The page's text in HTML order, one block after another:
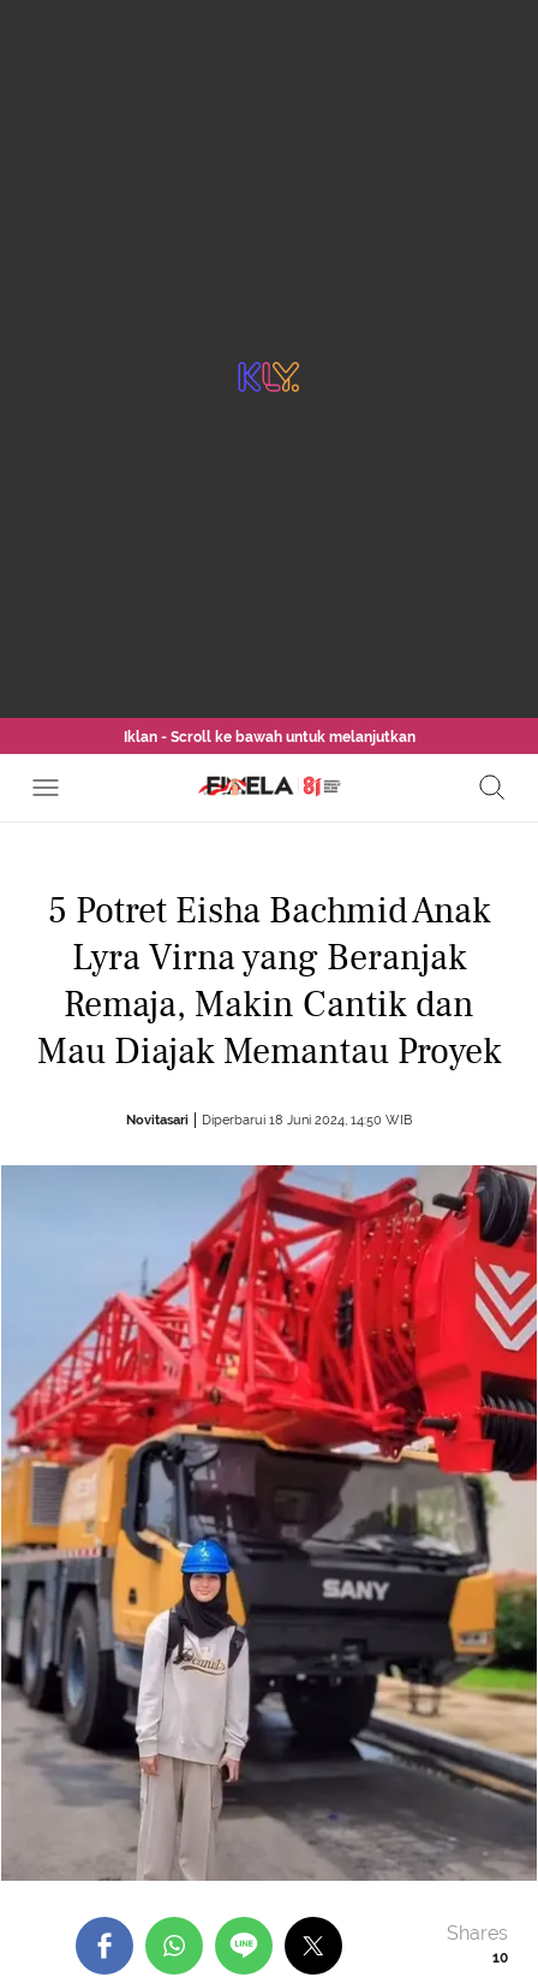
Iklan - Scroll ke bawah untuk melanjutkan
5 Potret Eisha Bachmid Anak
Lyra Virna yang Beranjak
Remaja, Makin Cantik dan
Mau Diajak Memantau Proyek
Novitasari Diperbarui 18 Juni 2024, 14:50 WIB
10
Shares